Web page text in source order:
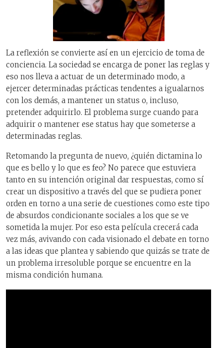
La reflexión se convierte así en un ejercicio de toma de
conciencia. La sociedad se encarga de poner las reglas y
eso nos lleva a actuar de un determinado modo, a
ejercer determinadas prácticas tendentes a igualarnos
con los demás, a mantener un status o, incluso,
pretender adquirirlo. El problema surge cuando para
adquirir o mantener ese status hay que someterse a
determinadas reglas.
Retomando la pregunta de nuevo, ¿quién dictamina lo
que es bello y lo que es feo? No parece que estuviera
tanto en su intención original dar respuestas, como sí
crear un dispositivo a través del que se pudiera poner
orden en torno a una serie de cuestiones como este tipo
de absurdos condicionante sociales a los que se ve
sometida la mujer. Por eso esta película crecerá cada
vez más, avivando con cada visionado el debate en torno
a las ideas que plantea y sabiendo que quizás se trate de
un problema irresoluble porque se encuentre en la
misma condición humana.